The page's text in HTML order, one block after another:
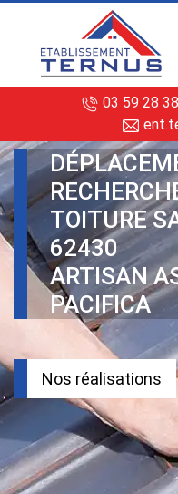
03 59 28
TOITURE
62430
ARTISAN
PACIFICA
Nos réalisations